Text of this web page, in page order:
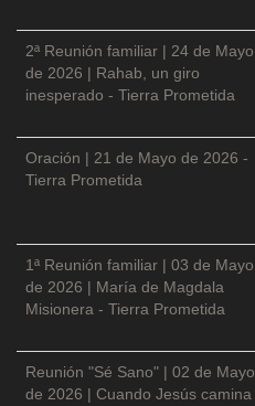
2ª Reunión familiar | 24 de Mayo
de 2026 | Rahab, un giro
inesperado - Tierra Prometida
Oración | 21 de Mayo de 2026 -
Tierra Prometida
1ª Reunión familiar | 03 de Mayo
de 2026 | María de Magdala
Misionera - Tierra Prometida
Reunión "Sé Sano" | 02 de Mayo
de 2026 | Cuando Jesús camina